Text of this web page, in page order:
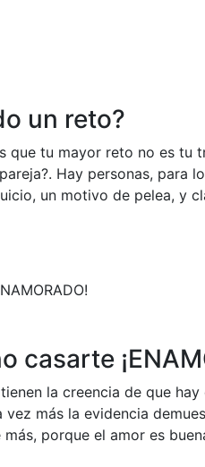
un reto?
que tu mayor reto no es tu
Hay personas, para
un motivo de pelea, y
casarte
la creencia de que hay
vez más la evidencia
porque el amor es